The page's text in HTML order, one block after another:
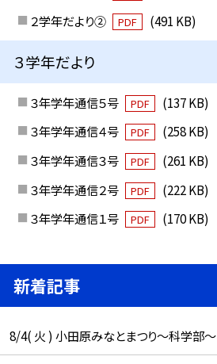
２学年だより②
PDF (491 KB)
３学年だより
３年学年通信５号 PDF
(137 KB)
３年学年通信４号
PDF
(258 KB)
３年学年通信３号
PDF
(261 KB)
３年学年通信２号
PDF
(222 KB)
３年学年通信１号
PDF (170 KB)
新着記事
8/4( 火 ) 小田原みなとまつり～科学部～